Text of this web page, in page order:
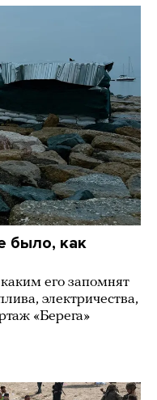
было, как
его запомнят
электричества,
«Берега»